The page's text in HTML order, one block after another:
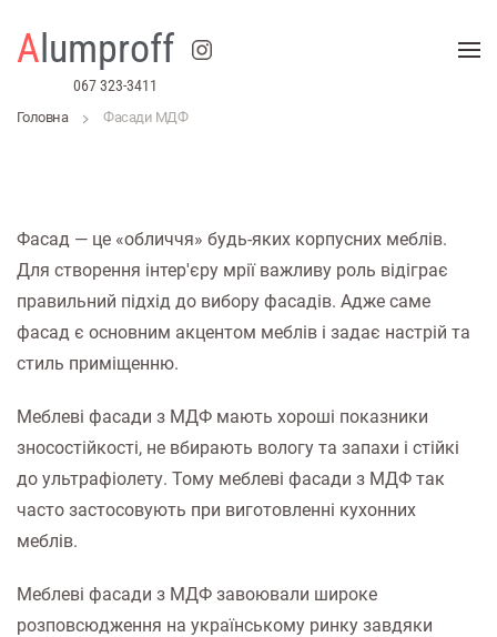
Skip to main content
A lumproff
067 323-3411
Головна Фасади МДФ
Фасад — це «обличчя» будь-яких корпусних меблів.
Для створення інтер'єру мрії важливу роль відіграє
правильний підхід до вибору фасадів. Адже саме
фасад є основним акцентом меблів і задає настрій та
стиль приміщенню.
Меблеві фасади з МДФ мають хороші показники
зносостійкості, не вбирають вологу та запахи і стійкі
до ультрафіолету. Тому меблеві фасади з МДФ так
часто застосовують при виготовленні кухонних
меблів.
Меблеві фасади з МДФ завоювали широке
розповсюдження на українському ринку завдяки